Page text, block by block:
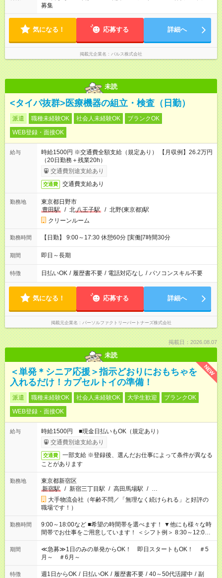
募集
気になる！ 応募する 詳細へ
掲載元企業名 バルス株式会社
未読
<タイパ抜群>医療機器の組立・検査（日勤）
派遣 職種未経験OK 社会人未経験OK
ブランクOK
WEB登録・面接OK
給与
時給1500円 ※交通費全額支給（規定あり） 【月収例】26.2万円
（20日勤務＋残業20h）
交通費別途支給あり
交通費 交通費支給あり
勤務地
東京都日野市
豊田駅
/ 北八王子駅 / 北野(東京都)駅
クリーンルーム
勤務時間 【日勤】 9:00～17:30 休憩60分 [実働]7時間30分
期間 即日～長期
特徴 日払いOK / 履歴書不要 / 電話対応なし / パソコンスキル不要
気になる！ 応募する 詳細へ
掲載元企業名 パーソルファクトリーパートナーズ株式会社
掲載日：2026.08.07
未読
NEW
＜単発＊シニア応援＞指示どおりにおもちゃを
入れるだけ！カプセルトイの準備！
派遣 職種未経験OK 社会人未経験OK 大学生歓迎
ブランクOK
WEB登録・面接OK
給与
時給1500円 ■現金日払いもOK（規定あり）
交通費別途支給あり
交通費
一部支給 ※登録後、選んだお仕事によって条件が異なる
ことがあります
勤務地
東京都新宿区
新宿駅
/ 新宿三丁目駅 / 高田馬場駅 / …
大手物流会社（年齢不問／「無理なく続けられる」と好評の
職場です！）
勤務時間
9:00～18:00など ■希望の時間帯を選べます！ ▼他にも様々な時
間帯でお仕事をご用意しています！ ＜シフト例＞ 8:30～12:00
17:00～22:00 13:00～22:00 22:00～翌6:00 など
期間
≪急募≫1日のみの単発からOK！ 即日スタートもOK！ ＃5
月～ ＃6月～
特徴 週1日からOK / 日払いOK / 履歴書不要 / 40～50代活躍中 / 副